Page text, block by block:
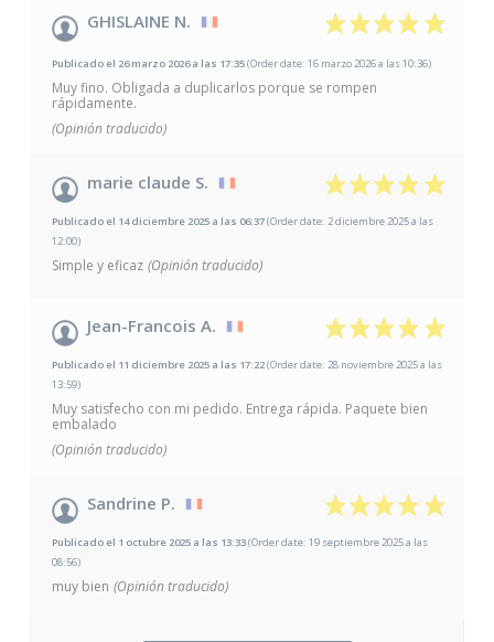
GHISLAINE N.
Publicado el 26 marzo 2026 a las 17:35(Order date: 16 marzo 2026 a las 10:36)
Muy fino. Obligada a duplicarlos porque se rompen
rápidamente.
(Opinión traducido)
marie claude S.
Publicado el 14 diciembre 2025 a las 06:37(Order date: 2 diciembre 2025 a las
12:00)
Simple y eficaz (Opinión traducido)
Jean-Francois A.
Publicado el 11 diciembre 2025 a las 17:22(Order date: 28 noviembre 2025 a las
13:59)
Muy satisfecho con mi pedido. Entrega rápida. Paquete bien
embalado
(Opinión traducido)
Sandrine P.
Publicado el 1 octubre 2025 a las 13:33(Order date: 19 septiembre 2025 a las
08:56)
muy bien (Opinión traducido)